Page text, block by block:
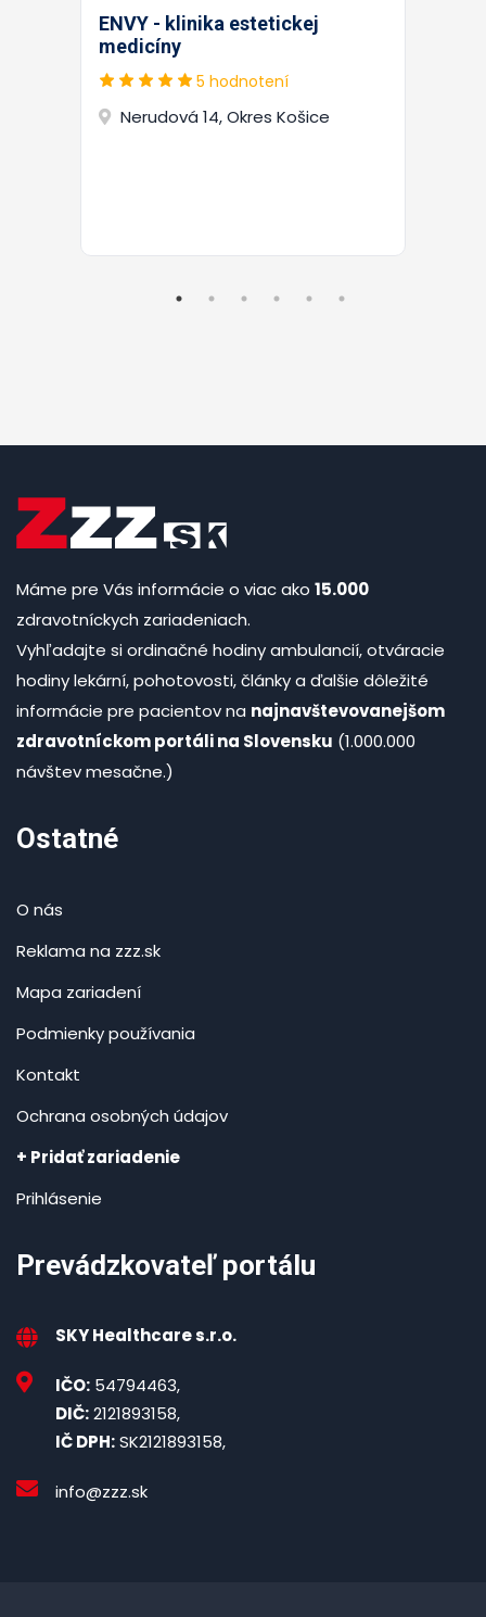
ENVY - klinika estetickej
medicíny
5 hodnotení
Nerudová 14, Okres Košice
Máme pre Vás informácie o viac ako 15.000
zdravotníckych zariadeniach.
Vyhľadajte si ordinačné hodiny ambulancií, otváracie
hodiny lekární, pohotovosti, články a ďalšie dôležité
informácie pre pacientov na najnavštevovanejšom
zdravotníckom portáli na Slovensku (1.000.000
návštev mesačne.)
Ostatné
O nás
Reklama na zzz.sk
Mapa zariadení
Podmienky používania
Kontakt
Ochrana osobných údajov
+ Pridať zariadenie
Prihlásenie
Prevádzkovateľ portálu
SKY Healthcare s.r.o.
IČO: 54794463,
DIČ:2121893158,
IČ DPH:SK2121893158,
info@zzz.sk